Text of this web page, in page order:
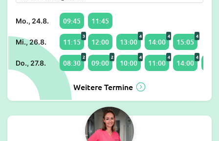
Mo., 24.8. 09:45 11:45
Mi., 26.8. 11:15
3
12:00 13:00
4
14:00
4
15:05
4
Do., 27.8. 08:30
2
09:00
2
10:00
4
11:00
4
14:00
4
Weitere Termine